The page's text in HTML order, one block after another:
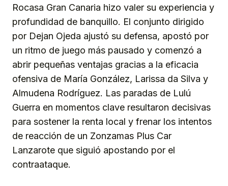
Rocasa Gran Canaria hizo valer su experiencia y
profundidad de banquillo. El conjunto dirigido
por Dejan Ojeda ajustó su defensa, apostó por
un ritmo de juego más pausado y comenzó a
abrir pequeñas ventajas gracias a la eficacia
ofensiva de María González, Larissa da Silva y
Almudena Rodríguez. Las paradas de Lulú
Guerra en momentos clave resultaron decisivas
para sostener la renta local y frenar los intentos
de reacción de un Zonzamas Plus Car
Lanzarote que siguió apostando por el
contraataque.